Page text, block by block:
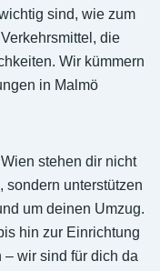
sind, wie zum
die
Wir kümmern
in Malmö
stehen dir nicht
sondern unterstützen
um deinen Umzug.
hin zur Einrichtung
wir sind für dich da